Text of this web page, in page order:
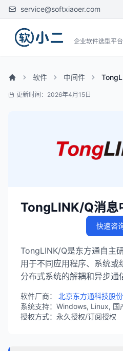
service@softxiaoer.com
企业软件选型平台
软件 中间件
更新时间：2026年4月15日
TongLINK/Q消息
快速咨
TongLINK/Q是东方通自主
用于不同应用程序、系统或
分布式系统的解耦和异步通
软件厂商： 北京东方通科技股
系统支持：Windows, Linux, 国
授权方式：永久授权/订阅授权